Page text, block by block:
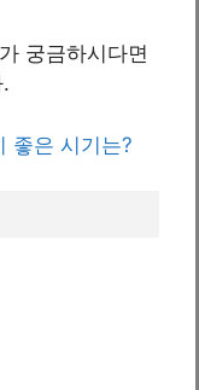
궁금하시다면
좋은 시기는?